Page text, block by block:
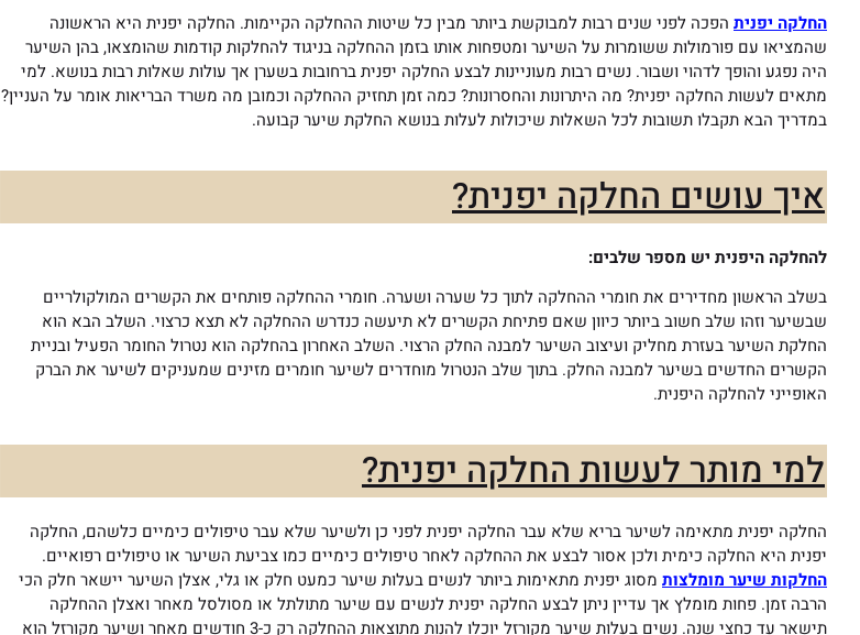
החלקה יפנית הפכה לפני שנים רבות למבוקשת ביותר מבין כל שיטות ההחלקה הקיימות. החלקה יפנית היא הראשונה
שהמציאו עם פורמולות ששומרות על השיער ומטפחות אותו בזמן ההחלקה בניגוד להחלקות קודמות שהומצאו, בהן השיער
היה נפגע והופך לדהוי ושבור. נשים רבות מעוניינות לבצע החלקה יפנית ברחובות בשערן אך עולות שאלות רבות בנושא. למי
מתאים לעשות החלקה יפנית? מה היתרונות והחסרונות? כמה זמן תחזיק ההחלקה וכמובן מה משרד הבריאות אומר על העניין?
במדריך הבא תקבלו תשובות לכל השאלות שיכולות לעלות בנושא החלקת שיער קבועה.
איך עושים החלקה יפנית?
להחלקה היפנית יש מספר שלבים:
בשלב הראשון מחדירים את חומרי ההחלקה לתוך כל שערה ושערה. חומרי ההחלקה פותחים את הקשרים המולקולריים
שבשיער וזהו שלב חשוב ביותר כיוון שאם פתיחת הקשרים לא תיעשה כנדרש ההחלקה לא תצא כרצוי. השלב הבא הוא
החלקת השיער בעזרת מחליק ועיצוב השיער למבנה החלק הרצוי. השלב האחרון בהחלקה הוא נטרול החומר הפעיל ובניית
הקשרים החדשים בשיער למבנה החלק. בתוך שלב הנטרול מוחדרים לשיער חומרים מזינים שמעניקים לשיער את הברק
האופייני להחלקה היפנית.
למי מותר לעשות החלקה יפנית?
החלקה יפנית מתאימה לשיער בריא שלא עבר החלקה יפנית לפני כן ולשיער שלא עבר טיפולים כימיים כלשהם, החלקה
יפנית היא החלקה כימית ולכן אסור לבצע את ההחלקה לאחר טיפולים כימיים כמו צביעת השיער או טיפולים רפואיים.
החלקות שיער מומלצות מסוג יפנית מתאימות ביותר לנשים בעלות שיער כמעט חלק או גלי, אצלן השיער יישאר חלק הכי
הרבה זמן. פחות מומלץ אך עדיין ניתן לבצע החלקה יפנית לנשים עם שיער מתולתל או מסולסל מאחר ואצלן ההחלקה
תישאר עד כחצי שנה. נשים בעלות שיער מקורזל יוכלו להנות מתוצאות ההחלקה רק כ-3 חודשים מאחר ושיער מקורזל הוא